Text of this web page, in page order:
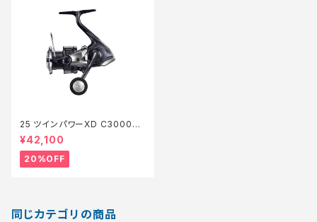
25 ツインパワーXD C3000H
G【特価リール】【20】
¥42,100
20%OFF
同じカテゴリの商品